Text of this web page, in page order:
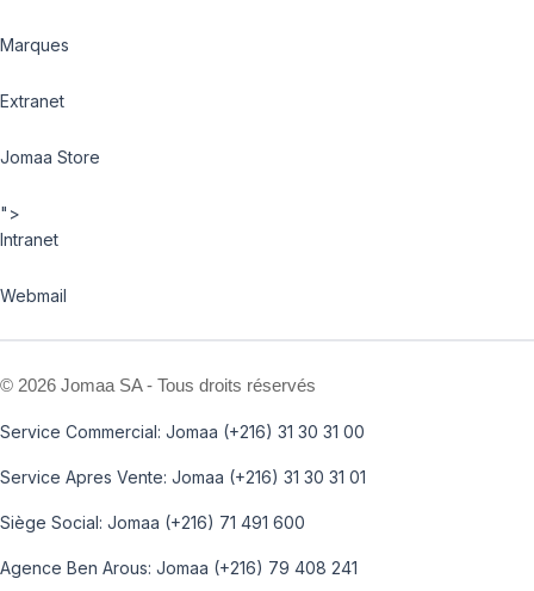
Marques
Extranet
Jomaa Store
">
Intranet
Webmail
© 2026 Jomaa SA - Tous droits réservés
Service Commercial: Jomaa (+216) 31 30 31 00
Service Apres Vente: Jomaa (+216) 31 30 31 01
Siège Social: Jomaa (+216) 71 491 600
Agence Ben Arous: Jomaa (+216) 79 408 241